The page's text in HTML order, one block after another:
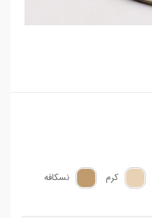
کرم نسکافه